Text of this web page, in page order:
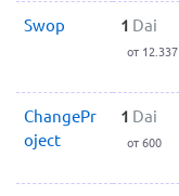
Swop 1 Dai
от 12.337
ChangePr
oject
1 Dai
от 600